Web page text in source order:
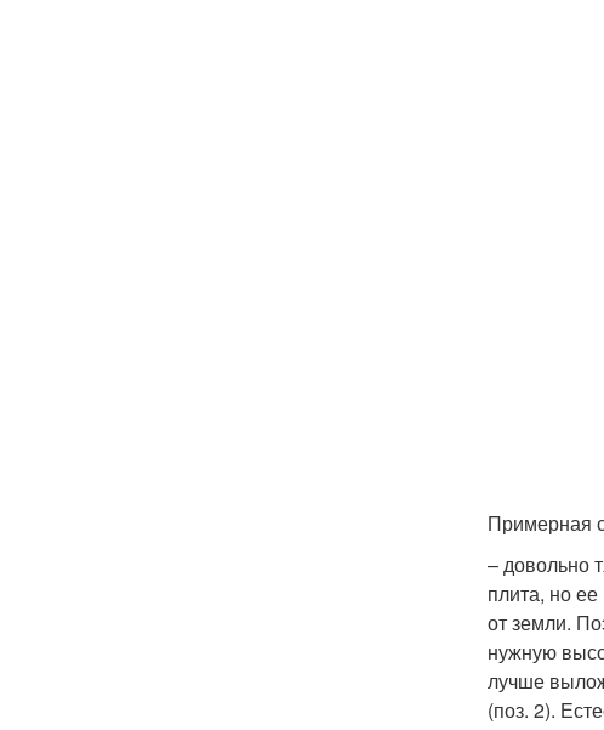
Примерная
– довольно
плита, но
от земли.
нужную
лучше
(поз. 2).